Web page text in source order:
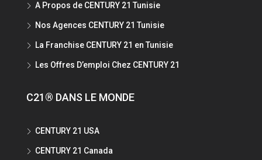
A Propos de CENTURY 21 Tunisie
Nos Agences CENTURY 21 Tunisie
La Franchise CENTURY 21 en Tunisie
Les Offres D’emploi Chez CENTURY 21
C21® DANS LE MONDE
CENTURY 21 USA
CENTURY 21 Canada